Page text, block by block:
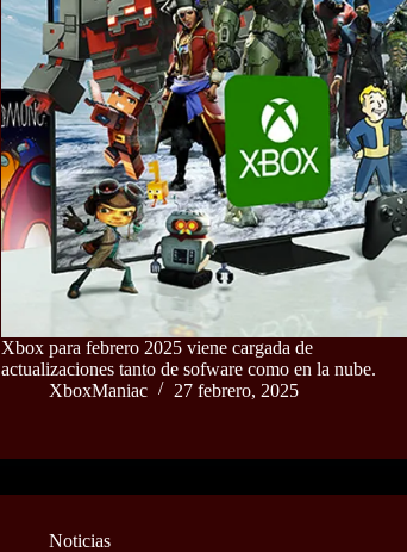
Xbox para febrero 2025 viene cargada de
actualizaciones tanto de sofware como en la nube.
XboxManiac
27 febrero, 2025
Noticias